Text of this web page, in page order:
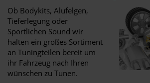
Ob Bodykits, Alufelgen,
Tieferlegung oder
Sportlichen Sound wir
halten ein großes Sortiment
an Tuningteilen bereit um
ihr Fahrzeug nach Ihren
wünschen zu Tunen.